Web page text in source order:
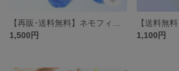
1,500円
1,100円